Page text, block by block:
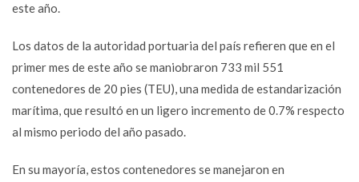
este año.
Los datos de la autoridad portuaria del país refieren que en el
primer mes de este año se maniobraron 733 mil 551
contenedores de 20 pies (TEU), una medida de estandarización
marítima, que resultó en un ligero incremento de 0.7% respecto
al mismo periodo del año pasado.
En su mayoría, estos contenedores se manejaron en